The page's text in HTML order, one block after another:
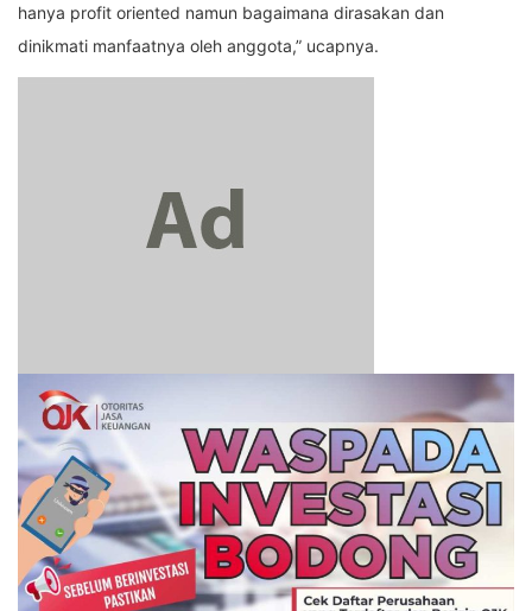
hanya profit oriented namun bagaimana dirasakan dan
dinikmati manfaatnya oleh anggota,” ucapnya.